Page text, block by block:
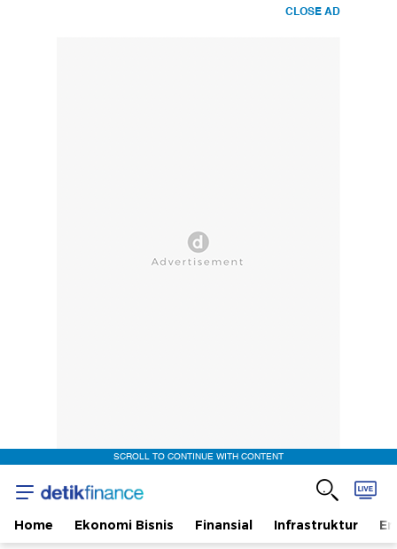
CLOSE AD
SCROLL TO CONTINUE WITH CONTENT
Home Ekonomi Bisnis Finansial Infrastruktur